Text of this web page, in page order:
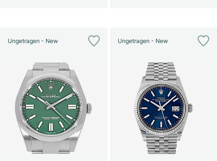
Ungetragen - New Ungetragen - New